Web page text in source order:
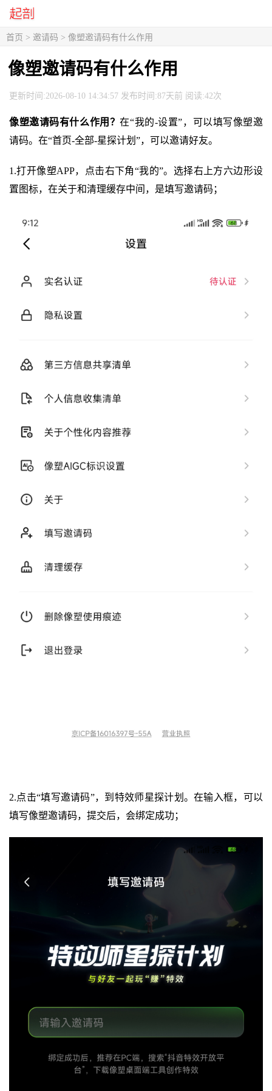
首页 > 邀请码 > 像塑邀请码有什么作用
像塑邀请码有什么作用
更新时间:2026-08-10 14:34:57 发布时间:87天前 阅读:42次
像塑邀请码有什么作用？在“我的-设置”，可以填写像塑邀
请码。在“首页-全部-星探计划”，可以邀请好友。
1.打开像塑APP，点击右下角“我的”。选择右上方六边形设
置图标，在关于和清理缓存中间，是填写邀请码；
2.点击“填写邀请码”，到特效师星探计划。在输入框，可以
填写像塑邀请码，提交后，会绑定成功；